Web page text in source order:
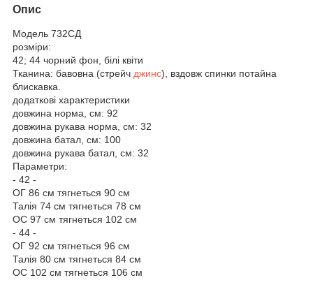
Опис
Модель 732СД
розміри:
42; 44 чорний фон, білі квіти
Тканина: бавовна (стрейч джинс), вздовж спинки потайна
блискавка.
додаткові характеристики
довжина норма, см: 92
довжина рукава норма, см: 32
довжина батал, см: 100
довжина рукава батал, см: 32
Параметри:
- 42 -
ОГ 86 см тягнеться 90 см
Талія 74 см тягнеться 78 см
ОС 97 см тягнеться 102 см
- 44 -
ОГ 92 см тягнеться 96 см
Талія 80 см тягнеться 84 см
ОС 102 см тягнеться 106 см